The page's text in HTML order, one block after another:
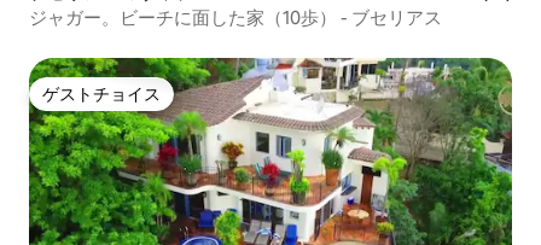
ジャガー。ビーチに面した家（10歩） - ブセリアス
ゲストチョイス
ゲストチョイス